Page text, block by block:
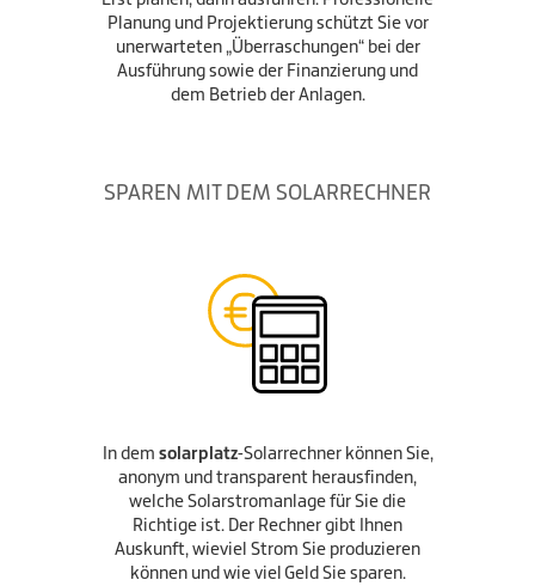
Planung und Projektierung schützt Sie vor
unerwarteten „Überraschungen“ bei der
Ausführung sowie der Finanzierung und
dem Betrieb der Anlagen.
SPAREN MIT DEM SOLARRECHNER
In dem solarplatz-Solarrechner können Sie,
anonym und transparent herausfinden,
welche Solarstromanlage für Sie die
Richtige ist. Der Rechner gibt Ihnen
Auskunft, wieviel Strom Sie produzieren
können und wie viel Geld Sie sparen.